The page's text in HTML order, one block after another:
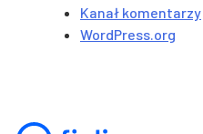
Kanał komentarzy
WordPress.org